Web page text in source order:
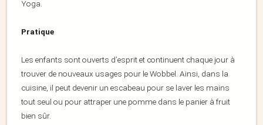
Yoga.
Pratique
Les enfants sont ouverts d’esprit et continuent chaque jour à
trouver de nouveaux usages pour le Wobbel. Ainsi, dans la
cuisine, il peut devenir un escabeau pour se laver les mains
tout seul ou pour attraper une pomme dans le panier à fruit
bien sûr.